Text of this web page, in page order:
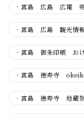
・ 宮島 広島 広電
・ 宮島 広島 観光情
・ 宮島 御朱印帳 お
・ 宮島 徳寿寺
・ 宮島 徳寿寺 地蔵